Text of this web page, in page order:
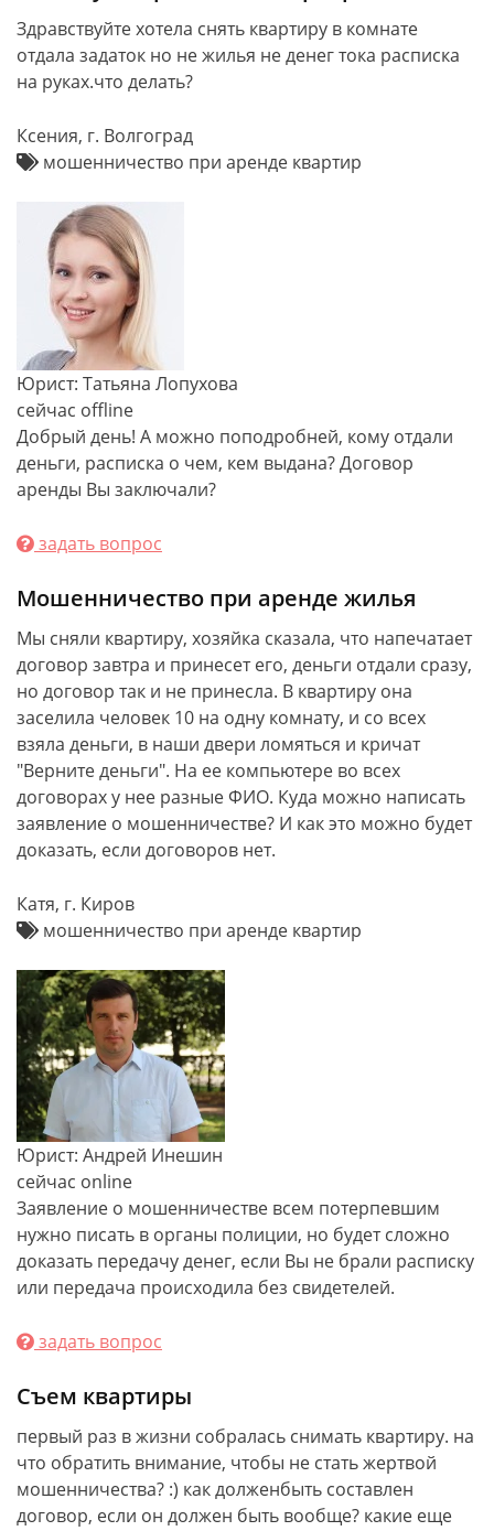
Здравствуйте хотела снять квартиру в комнате
отдала задаток но не жилья не денег тока расписка
на руках.что делать?
Ксения, г. Волгоград
мошенничество при аренде квартир
Юрист: Татьяна Лопухова
сейчас offline
Добрый день! А можно поподробней, кому отдали
деньги, расписка о чем, кем выдана? Договор
аренды Вы заключали?
задать вопрос
Мошенничество при аренде жилья
Мы сняли квартиру, хозяйка сказала, что напечатает
договор завтра и принесет его, деньги отдали сразу,
но договор так и не принесла. В квартиру она
заселила человек 10 на одну комнату, и со всех
взяла деньги, в наши двери ломяться и кричат
"Верните деньги". На ее компьютере во всех
договорах у нее разные ФИО. Куда можно написать
заявление о мошенничестве? И как это можно будет
доказать, если договоров нет.
Катя, г. Киров
мошенничество при аренде квартир
Юрист: Андрей Инешин
сейчас online
Заявление о мошенничестве всем потерпевшим
нужно писать в органы полиции, но будет сложно
доказать передачу денег, если Вы не брали расписку
или передача происходила без свидетелей.
задать вопрос
Съем квартиры
первый раз в жизни собралась снимать квартиру. на
что обратить внимание, чтобы не стать жертвой
мошенничества? :) как долженбыть составлен
договор, если он должен быть вообще? какие еще